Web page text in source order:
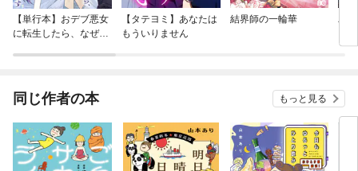
【単行本】おデブ悪女
に転生したら、なぜか
【タテヨミ】あなたは
もういりません
結界師の一輪華
バ
今
同じ作者の本 もっと見る